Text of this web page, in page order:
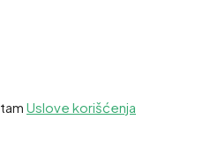
Uslove korišćenja